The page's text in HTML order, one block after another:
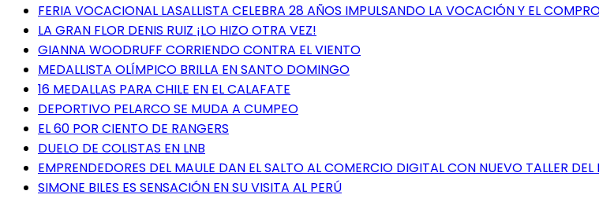
FERIA VOCACIONAL LASALLISTA CELEBRA 28 AÑOS IMPULSANDO LA VOCACIÓN Y EL
LA GRAN FLOR DENIS RUIZ ¡LO HIZO OTRA VEZ!
GIANNA WOODRUFF CORRIENDO CONTRA EL VIENTO
MEDALLISTA OLÍMPICO BRILLA EN SANTO DOMINGO
16 MEDALLAS PARA CHILE EN EL CALAFATE
DEPORTIVO PELARCO SE MUDA A CUMPEO
EL 60 POR CIENTO DE RANGERS
DUELO DE COLISTAS EN LNB
EMPRENDEDORES DEL MAULE DAN EL SALTO AL COMERCIO DIGITAL CON NUEVO TALLER
SIMONE BILES ES SENSACIÓN EN SU VISITA AL PERÚ